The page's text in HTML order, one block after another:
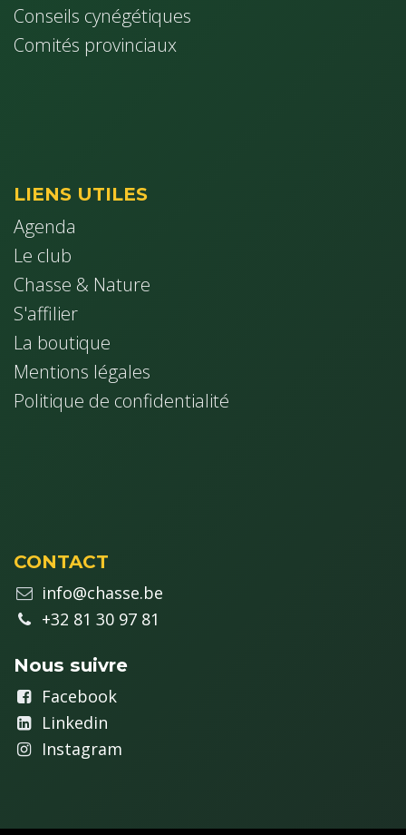
Conseils cynég​étiques
Comités provinciaux
LIENS UTILES
Agenda
Le club
Chasse & Nature
S'affilier
La boutique
Mentions légales
Politique de confidentialité
CONTACT
info@chasse.be
+32 81 30 97 81
Nous suivre
Facebook
Linkedin
Instagram